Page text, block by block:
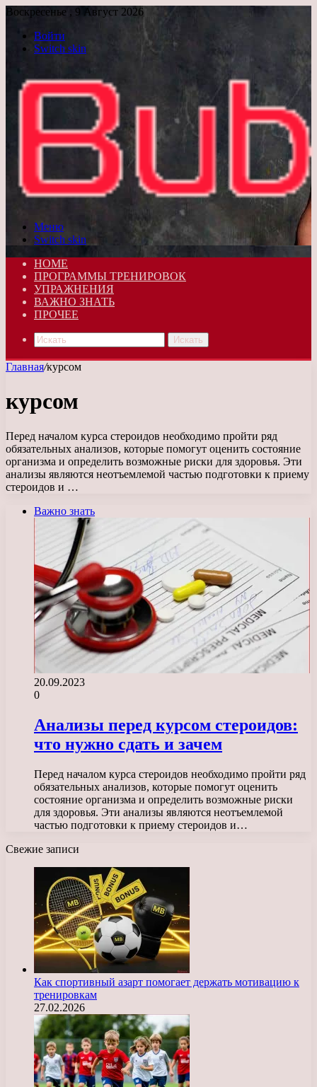
Воскресенье , 9 Август 2026
Войти
Switch skin
Меню
Switch skin
HOME
ПРОГРАММЫ ТРЕНИРОВОК
УПРАЖНЕНИЯ
ВАЖНО ЗНАТЬ
ПРОЧЕЕ
Искать
Главная/курсом
курсом
Перед началом курса стероидов необходимо пройти ряд
обязательных анализов, которые помогут оценить состояние
организма и определить возможные риски для здоровья. Эти
анализы являются неотъемлемой частью подготовки к приему
стероидов и …
Важно знать
20.09.2023
0
Анализы перед курсом стероидов:
что нужно сдать и зачем
Перед началом курса стероидов необходимо пройти ряд
обязательных анализов, которые помогут оценить
состояние организма и определить возможные риски
для здоровья. Эти анализы являются неотъемлемой
частью подготовки к приему стероидов и…
Свежие записи
Как спортивный азарт помогает держать мотивацию к
тренировкам
27.02.2026